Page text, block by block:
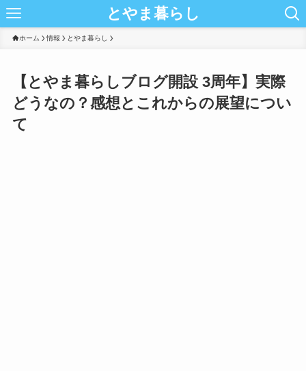
とやま暮らし
ホーム 情報 とやま暮らし
【とやま暮らしブログ開設 3周年】実際
どうなの？感想とこれからの展望につい
て